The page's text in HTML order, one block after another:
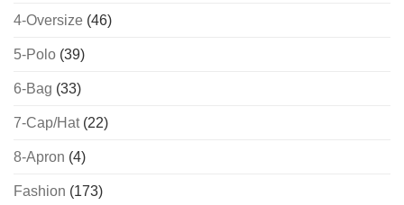
4-Oversize (46)
5-Polo (39)
6-Bag (33)
7-Cap/Hat(22)
8-Apron (4)
Fashion (173)